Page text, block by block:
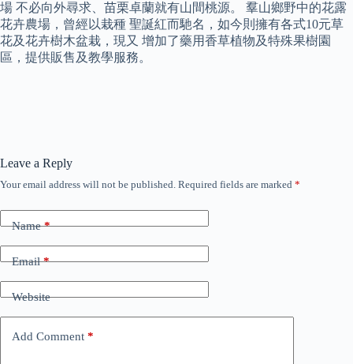
場 不必向外尋求、苗栗卓蘭就有山間桃源。 羣山鄉野中的花露
花卉農場，曾經以栽種 聖誕紅而馳名，如今則擁有各式10元草
花及花卉樹木盆栽，現又 增加了藥用香草植物及特殊果樹園
區，提供販售及教學服務。
Leave a Reply
Your email address will not be published. Required fields are marked *
Name*
Email*
Website
Add Comment *